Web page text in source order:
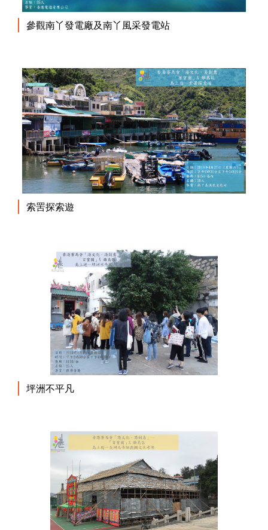
參觀南丫發電廠及南丫風采發電站
索罟探索遊
坪洲不平凡